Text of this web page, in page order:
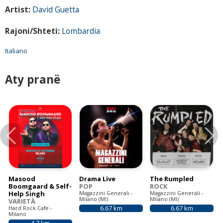
k
e
a
v
e
r
t
k
a
Artist: David Guetta
Rajoni/Shteti: Lombardia
Italiano
Aty pranë
Previous
Masood
Boomgaard & Self-
Help Singh
VARIETÀ
Hard Rock Cafe -
Milano
Drama Live
POP
Magazzini Generali -
Milano (MI)
6.67 km
The Rumpled
ROCK
Magazzini Generali -
Milano (MI)
6.67 km